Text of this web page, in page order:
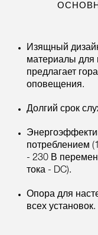
Изящный
материалы для
предлагает
оповещения.
Долгий срок
потреблением
- 230 В
тока - DC).
Опора для
всех установок.